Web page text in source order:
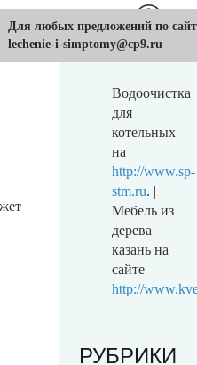
Водоочистка
для
котельных
на
http://www.sp-
stm.ru. |
Мебель из
дерева
казань на
сайте
http://
РУБРИКИ
Для любых предложений по
lechenie-i-simptomy@cp9.ru